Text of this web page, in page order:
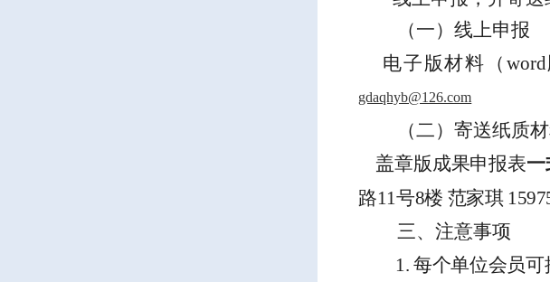
（一） 线上申报
电子版材料（ word
gdaqhyb@126.com
（二） 寄送纸质
盖章版成果申报表一
路11号8楼 范家琪
三、 注意事项
1.每个单位会员